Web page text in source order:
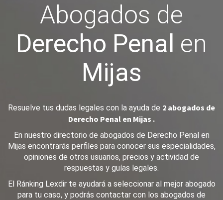
Abogados de
Derecho Penal en
Mijas
Resuelve tus dudas legales con la ayuda de 2 abogados de
Derecho Penal en Mijas .
En nuestro directorio de abogados de Derecho Penal en
Mijas encontrarás perfiles para conocer sus especialidades,
opiniones de otros usuarios, precios y actividad de
respuestas y guías legales.
El Ránking Lexdir te ayudará a seleccionar al mejor abogado
para tu caso, y podrás contactar con los abogados de